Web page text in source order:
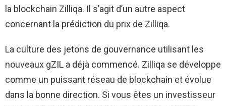
la blockchain Zilliqa. Il s’agit d’un autre aspect
concernant la prédiction du prix de Zilliqa.
La culture des jetons de gouvernance utilisant les
nouveaux gZIL a déjà commencé. Zilliqa se développe
comme un puissant réseau de blockchain et évolue
dans la bonne direction. Si vous êtes un investisseur